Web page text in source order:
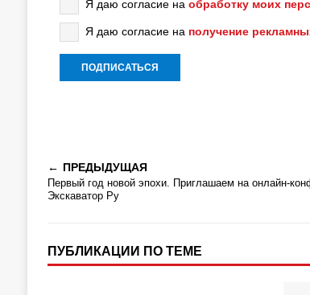
Я даю согласие на обработку моих
Я даю согласие на получение
ПРЕДЫДУЩАЯ
Первый год новой эпохи. Приглашаем на онлайн-
Экскаватор Ру
ПУБЛИКАЦИИ ПО ТЕМЕ